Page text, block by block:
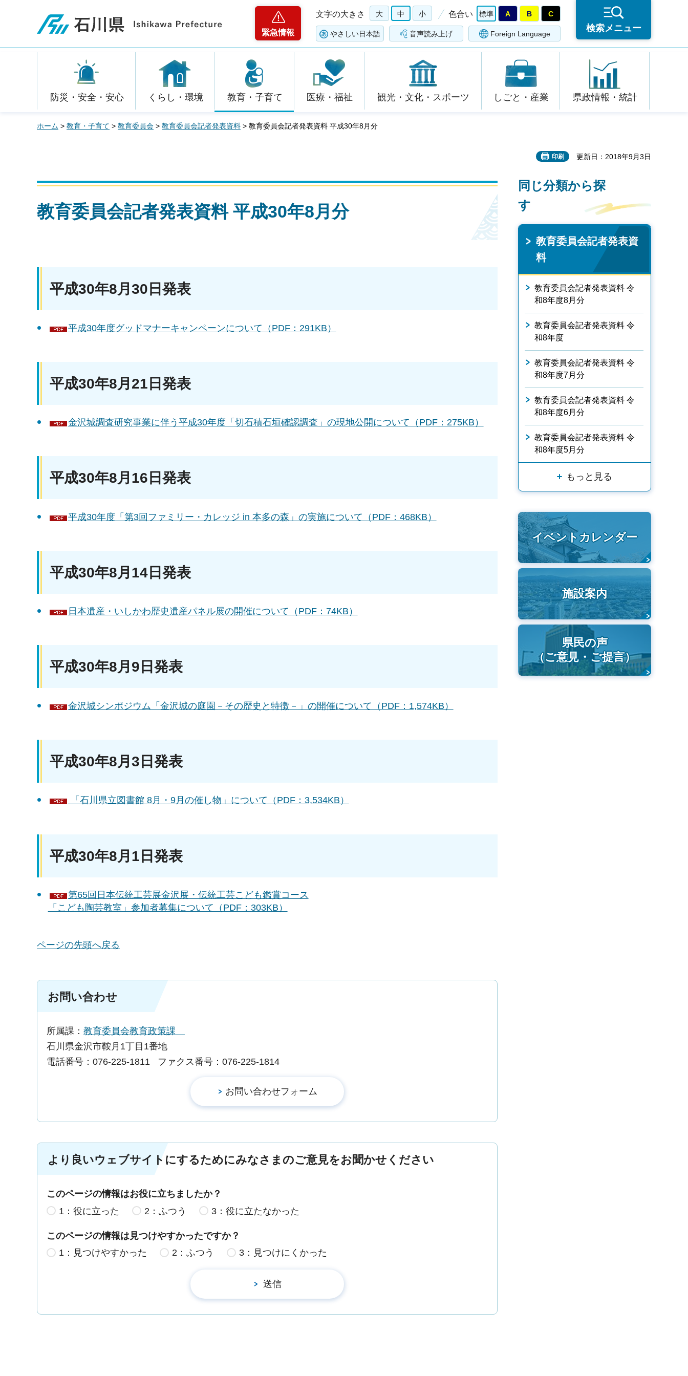
石川県
緊急情報
文字の大きさ 大 中 小 色合い 標準 A B C
やさしい日本語 音声読み上げ Foreign Language
検索メニュー
防災・安全・安心 くらし・環境 教育・子育て 医療・福祉 観光・文化・スポーツ しごと・産業 県政情報・統計
ホーム > 教育・子育て > 教育委員会 > 教育委員会記者発表資料 > 教育委員会記者発表資料 平成30年8月分
印刷 更新日：2018年9月3日
教育委員会記者発表資料 平成30年8月分
平成30年8月30日発表
平成30年度グッドマナーキャンペーンについて（PDF：291KB）
平成30年8月21日発表
金沢城調査研究事業に伴う平成30年度「切石積石垣確認調査」の現地公開について（PDF：275KB）
平成30年8月16日発表
平成30年度「第3回ファミリー・カレッジ in 本多の森」の実施について（PDF：468KB）
平成30年8月14日発表
日本遺産・いしかわ歴史遺産パネル展の開催について（PDF：74KB）
平成30年8月9日発表
金沢城シンポジウム「金沢城の庭園－その歴史と特徴－」の開催について（PDF：1,574KB）
平成30年8月3日発表
「石川県立図書館 8月・9月の催し物」について（PDF：3,534KB）
平成30年8月1日発表
第65回日本伝統工芸展金沢展・伝統工芸こども鑑賞コース
「こども陶芸教室」参加者募集について（PDF：303KB）
ページの先頭へ戻る
お問い合わせ
所属課： 教育委員会教育政策課
石川県金沢市鞍月1丁目1番地
電話番号：076-225-1811
ファクス番号：076-225-1814
より良いウェブサイトにするためにみなさまのご意見をお聞かせください
このページの情報はお役に立ちましたか？
1：役に立った
2：ふつう 3：役に立たなかった
このページの情報は見つけやすかったですか？
1：見つけやすかった
2：ふつう 3：見つけにくかった
同じ分類から探
す
教育委員会記者発表資
料
教育委員会記者発表資料 令
和8年度8月分
教育委員会記者発表資料 令
和8年度
教育委員会記者発表資料 令
和8年度7月分
教育委員会記者発表資料 令
和8年度6月分
教育委員会記者発表資料 令
和8年度5月分
もっと見る
イベントカレンダー
施設案内
県民の声
（ご意見・ご提言）